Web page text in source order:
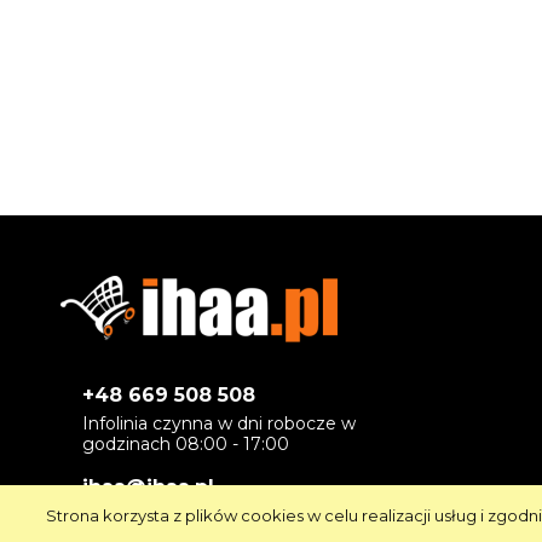
Strona korzysta z plików cookies w celu realizacji usług i
+48 669 508 508
Infolinia czynna w dni robocze w
godzinach 08:00 - 17:00
ihaa@ihaa.pl
Na maile odpowiadamy w dni